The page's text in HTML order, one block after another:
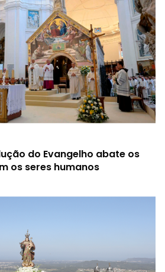
do Evangelho abate os
os seres humanos